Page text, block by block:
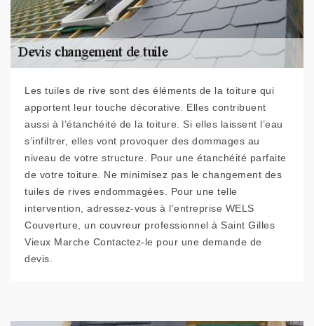
Les tuiles de rive sont des éléments de la toiture qui
apportent leur touche décorative. Elles contribuent
aussi à l’étanchéité de la toiture. Si elles laissent l’eau
s’infiltrer, elles vont provoquer des dommages au
niveau de votre structure. Pour une étanchéité parfaite
de votre toiture. Ne minimisez pas le changement des
tuiles de rives endommagées. Pour une telle
intervention, adressez-vous à l’entreprise WELS
Couverture, un couvreur professionnel à Saint Gilles
Vieux Marche Contactez-le pour une demande de
devis.